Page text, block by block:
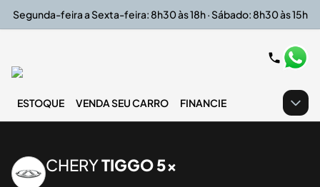
Segunda-feira a Sexta-feira: 8h30 às 18h · Sábado: 8h30 às 15h
ESTOQUE VENDA SEU CARRO FINANCIE
CHERYTIGGO 5x